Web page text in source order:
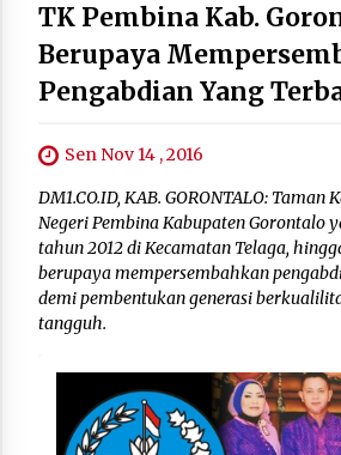
TK Pembina Kab.
Berupaya
Pengabdian Yang
Sen Nov 14 , 2016
DM1.CO.ID, KAB. GORONTALO: Taman
Negeri Pembina Kabupaten Gorontalo
tahun 2012 di Kecamatan Telaga,
berupaya mempersembahkan
demi pembentukan generasi
tangguh.